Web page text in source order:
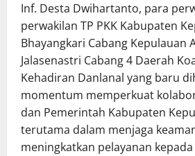
Inf. Desta Dwihartanto, para
perwakilan TP PKK Kabupaten
Bhayangkari Cabang Kepulauan
Jalasenastri Cabang 4 Daerah
Kehadiran Danlanal yang baru
momentum memperkuat
dan Pemerintah Kabupaten
terutama dalam menjaga
meningkatkan pelayanan